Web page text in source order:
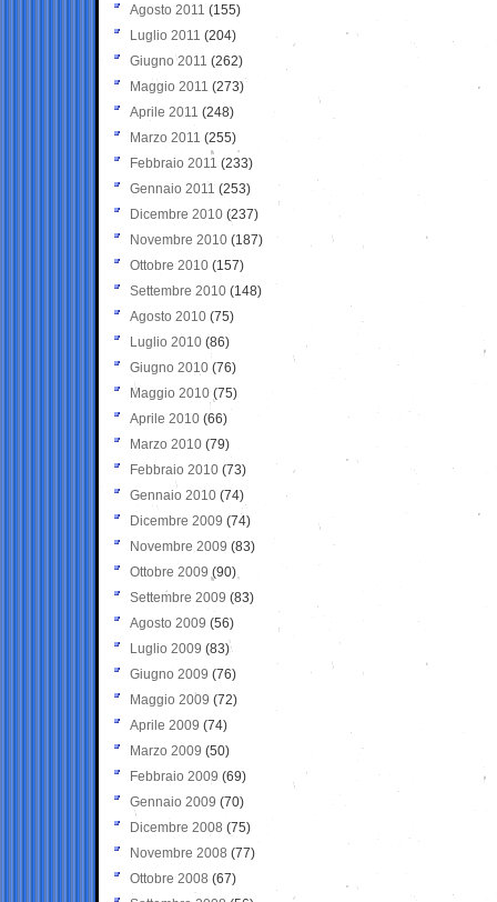
Agosto 2011 (155)
Luglio 2011 (204)
Giugno 2011 (262)
Maggio 2011 (273)
Aprile 2011 (248)
Marzo 2011 (255)
Febbraio 2011 (233)
Gennaio 2011 (253)
Dicembre 2010 (237)
Novembre 2010 (187)
Ottobre 2010 (157)
Settembre 2010 (148)
Agosto 2010 (75)
Luglio 2010 (86)
Giugno 2010 (76)
Maggio 2010 (75)
Aprile 2010 (66)
Marzo 2010 (79)
Febbraio 2010 (73)
Gennaio 2010 (74)
Dicembre 2009 (74)
Novembre 2009 (83)
Ottobre 2009 (90)
Settembre 2009 (83)
Agosto 2009 (56)
Luglio 2009 (83)
Giugno 2009 (76)
Maggio 2009 (72)
Aprile 2009 (74)
Marzo 2009 (50)
Febbraio 2009 (69)
Gennaio 2009 (70)
Dicembre 2008 (75)
Novembre 2008 (77)
Ottobre 2008 (67)